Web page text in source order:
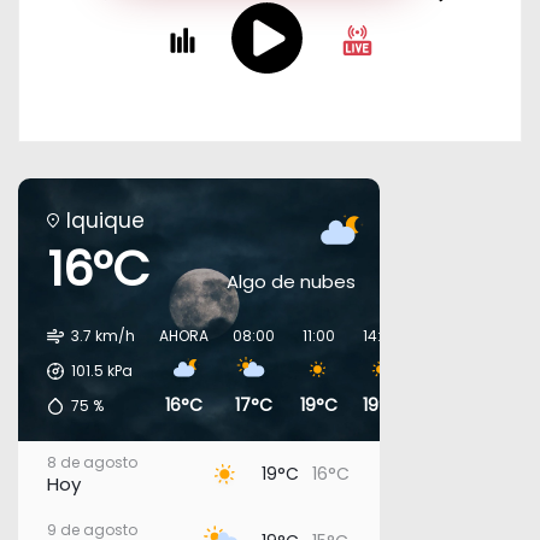
Iquique
16°C Algo de nubes
3.7 km/h
101.5 kPa
75 %
AHORA
16°C
08:00
17°C
11:00
19°C
14:00
19°C
8 de agosto
Hoy 19°C 16°C
9 de agosto